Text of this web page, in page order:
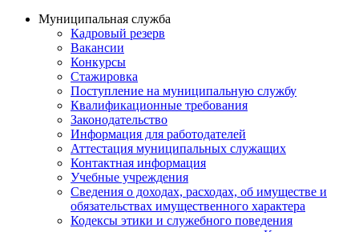
Муниципальная служба
Кадровый резерв
Вакансии
Конкурсы
Стажировка
Поступление на муниципальную службу
Квалификационные требования
Законодательство
Информация для работодателей
Аттестация муниципальных служащих
Контактная информация
Учебные учреждения
Сведения о доходах, расходах, об имуществе и
обязательствах имущественного характера
Кодексы этики и служебного поведения